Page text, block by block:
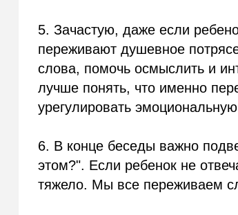
5. Зачастую, даже если
переживают душевное
слова, помочь осмыслить и
лучше понять, что именно
урегулировать
6. В конце беседы важно
этом?". Если ребенок не
тяжело. Мы все переживаем